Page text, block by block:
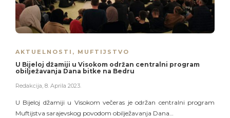
AKTUELNOSTI , MUFTIJSTVO
U Bijeloj džamiji u Visokom održan centralni program
obilježavanja Dana bitke na Bedru
Redakcija, 8. Aprila 2023.
U Bijeloj džamiji u Visokom večeras je održan centralni program
Muftijstva sarajevskog povodom obilježavanja Dana…